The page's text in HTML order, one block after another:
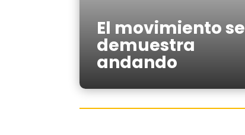
El movimiento se
demuestra
andando